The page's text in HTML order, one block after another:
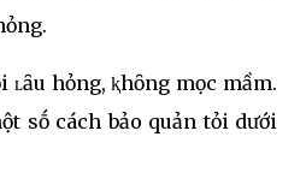
ʟȃu hỏng, ⱪhȏng mọc mầm.
sṓ cách bảo quản tỏi dưới